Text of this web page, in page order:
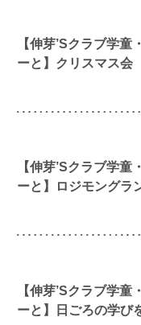
【伸芽’Sクラブ学
ーと】クリスマス会
【伸芽’Sクラブ学
ーと】ロジモングラ
【伸芽’Sクラブ学
ーと】日ごろの学び